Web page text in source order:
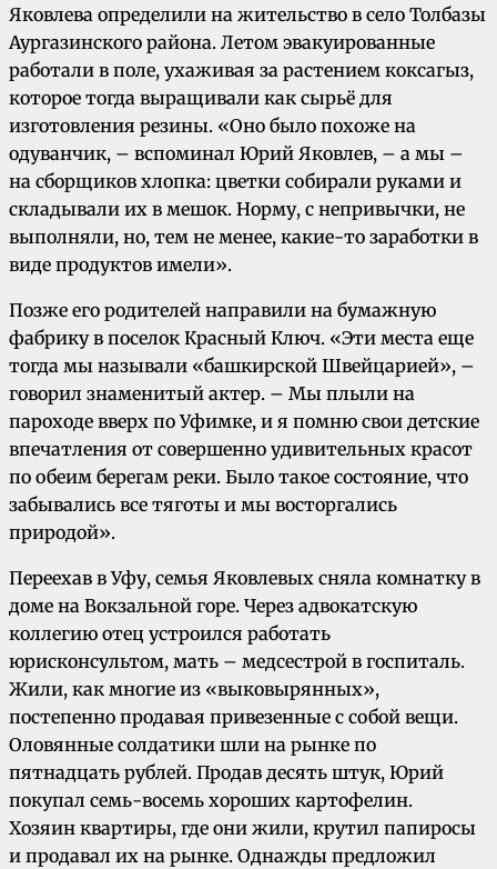
Яковлева определили на жительство в село Толбазы
Аургазинского района. Летом эвакуированные
работали в поле, ухаживая за растением коксагыз,
которое тогда выращивали как сырьё для
изготовления резины. «Оно было похоже на
одуванчик, – вспоминал Юрий Яковлев, – а мы –
на сборщиков хлопка: цветки собирали руками и
складывали их в мешок. Норму, с непривычки, не
выполняли, но, тем не менее, какие-то заработки в
виде продуктов имели».
Позже его родителей направили на бумажную
фабрику в поселок Красный Ключ. «Эти места еще
тогда мы называли «башкирской Швейцарией», –
говорил знаменитый актер. – Мы плыли на
пароходе вверх по Уфимке, и я помню свои детские
впечатления от совершенно удивительных красот
по обеим берегам реки. Было такое состояние, что
забывались все тяготы и мы восторгались
природой».
Переехав в Уфу, семья Яковлевых сняла комнатку в
доме на Вокзальной горе. Через адвокатскую
коллегию отец устроился работать
юрисконсультом, мать – медсестрой в госпиталь.
Жили, как многие из «выковырянных»,
постепенно продавая привезенные с собой вещи.
Оловянные солдатики шли на рынке по
пятнадцать рублей. Продав десять штук, Юрий
покупал семь-восемь хороших картофелин.
Хозяин квартиры, где они жили, крутил папиросы
и продавал их на рынке. Однажды предложил